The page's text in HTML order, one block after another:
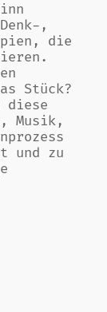
,
die
Stück?
diese
Musik,
und zu